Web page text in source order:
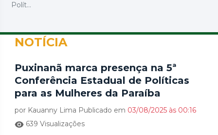
Polít...
NOTÍCIA
Puxinanã marca presença na 5ª
Conferência Estadual de Políticas
para as Mulheres da Paraíba
por Kauanny Lima Publicado em 03/08/2025 às 00:16
639 Visualizações